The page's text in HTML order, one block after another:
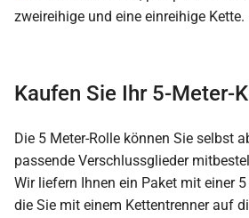
Kaufen Sie Ihr 5-Meter-
Die 5 Meter-Rolle können Sie selbst
passende Verschlussglieder
Wir liefern Ihnen ein Paket mit einer
die Sie mit einem Kettentrenner auf